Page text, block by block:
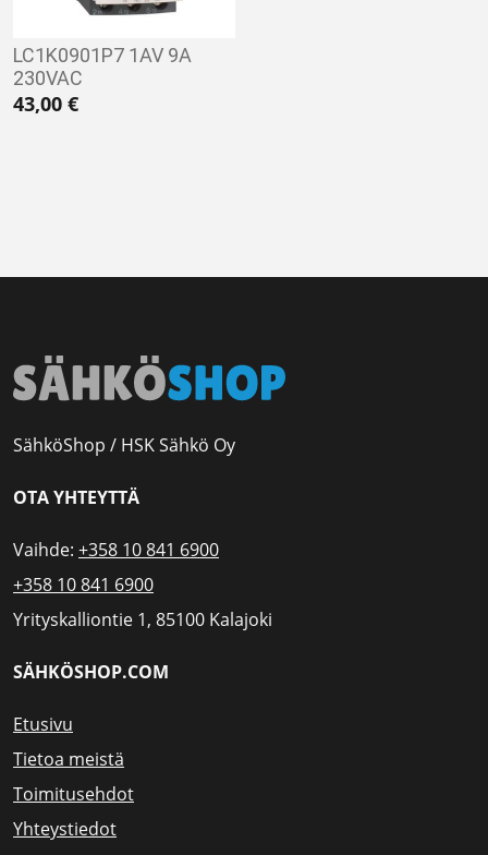
LC1K0901P7 1AV 9A
230VAC
43,00 €
SähköShop / HSK Sähkö Oy
OTA YHTEYTTÄ
Vaihde: +358 10 841 6900
+358 10 841 6900
Yrityskalliontie 1, 85100 Kalajoki
SÄHKÖSHOP.COM
Etusivu
Tietoa meistä
Toimitusehdot
Yhteystiedot